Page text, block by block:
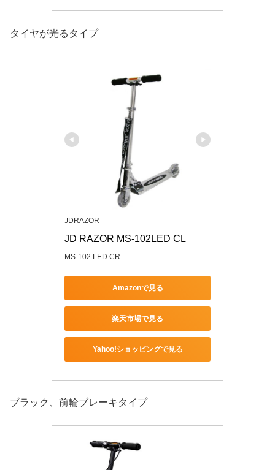
タイヤが光るタイプ
JDRAZOR
JD RAZOR MS-102LED CL
MS-102 LED CR
Amazonで見る
楽天市場で見る
Yahoo!ショッピングで見る
ブラック、前輪ブレーキタイプ